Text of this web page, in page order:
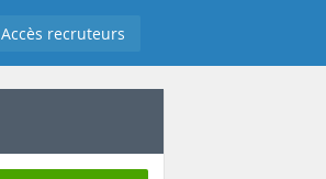
Accès recruteurs